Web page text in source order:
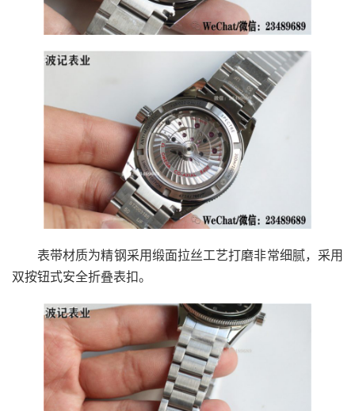
表带材质为精钢采用缎面拉丝工艺打磨非常细腻，采用
双按钮式安全折叠表扣。